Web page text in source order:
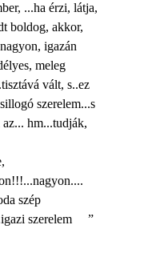
...ha érzi, látja,
boldog, akkor,
igazán
meleg
vált, s..ez
szerelem...s
az... hm...tudják,
szép
szerelem
”